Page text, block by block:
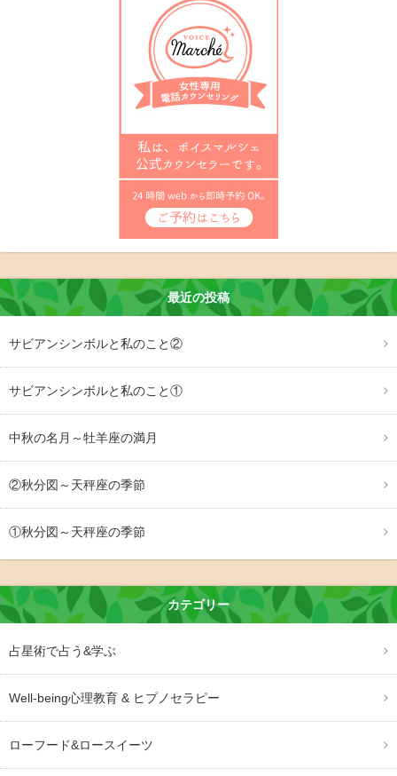
最近の投稿
サビアンシンボルと私のこと②
サビアンシンボルと私のこと①
中秋の名月～牡羊座の満月
②秋分図～天秤座の季節
①秋分図～天秤座の季節
カテゴリー
占星術で占う&学ぶ
Well-being心理教育 & ヒプノセラピー
ローフード&ロースイーツ